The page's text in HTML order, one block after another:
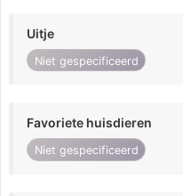
Uitje
Niet gespecificeerd
Favoriete huisdieren
Niet gespecificeerd